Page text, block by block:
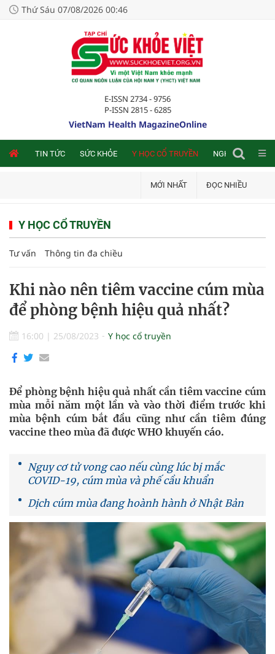
Thứ Sáu 07/08/2026 00:46
E-ISSN 2734 - 9756
P-ISSN 2815 - 6285
VietNam Health MagazineOnline
TIN TỨC SỨC KHỎE Y HỌC CỔ TRUYỀN NGHIÊN CỨU
MỚI NHẤT ĐỌC NHIỀU
Y HỌC CỔ TRUYỀN
Tư vấn Thông tin đa chiều
Khi nào nên tiêm vaccine cúm mùa
để phòng bệnh hiệu quả nhất?
16:00 | 25/08/2023 Y học cổ truyền
Để phòng bệnh hiệu quả nhất cần tiêm vaccine cúm
mùa mỗi năm một lần và vào thời điểm trước khi
mùa bệnh cúm bắt đầu cũng như cần tiêm đúng
vaccine theo mùa đã được WHO khuyến cáo.
Nguy cơ tử vong cao nếu cùng lúc bị mắc
COVID-19, cúm mùa và phế cầu khuẩn
Dịch cúm mùa đang hoành hành ở Nhật Bản